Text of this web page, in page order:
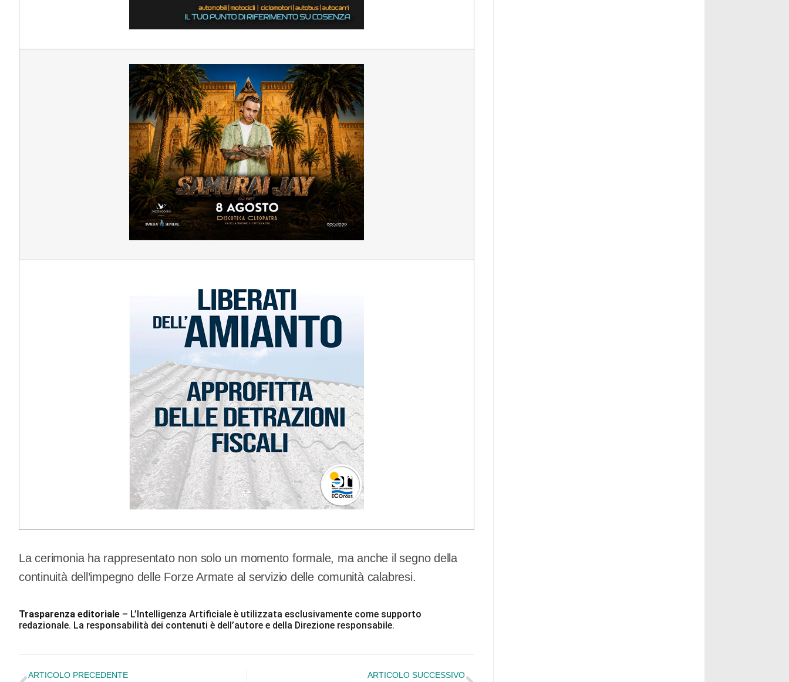
La cerimonia ha rappresentato non solo un momento formale, ma anche il segno della
continuità dell’impegno delle Forze Armate al servizio delle comunità calabresi.
Trasparenza editoriale – L’Intelligenza Artificiale è utilizzata esclusivamente come supporto
redazionale. La responsabilità dei contenuti è dell’autore e della Direzione responsabile.
ARTICOLO PRECEDENTE ARTICOLO SUCCESSIVO